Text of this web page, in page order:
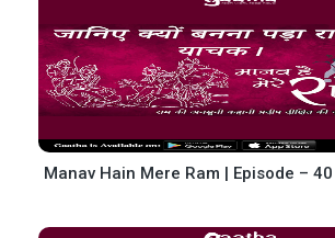
Manav Hain Mere Ram | Episode – 40